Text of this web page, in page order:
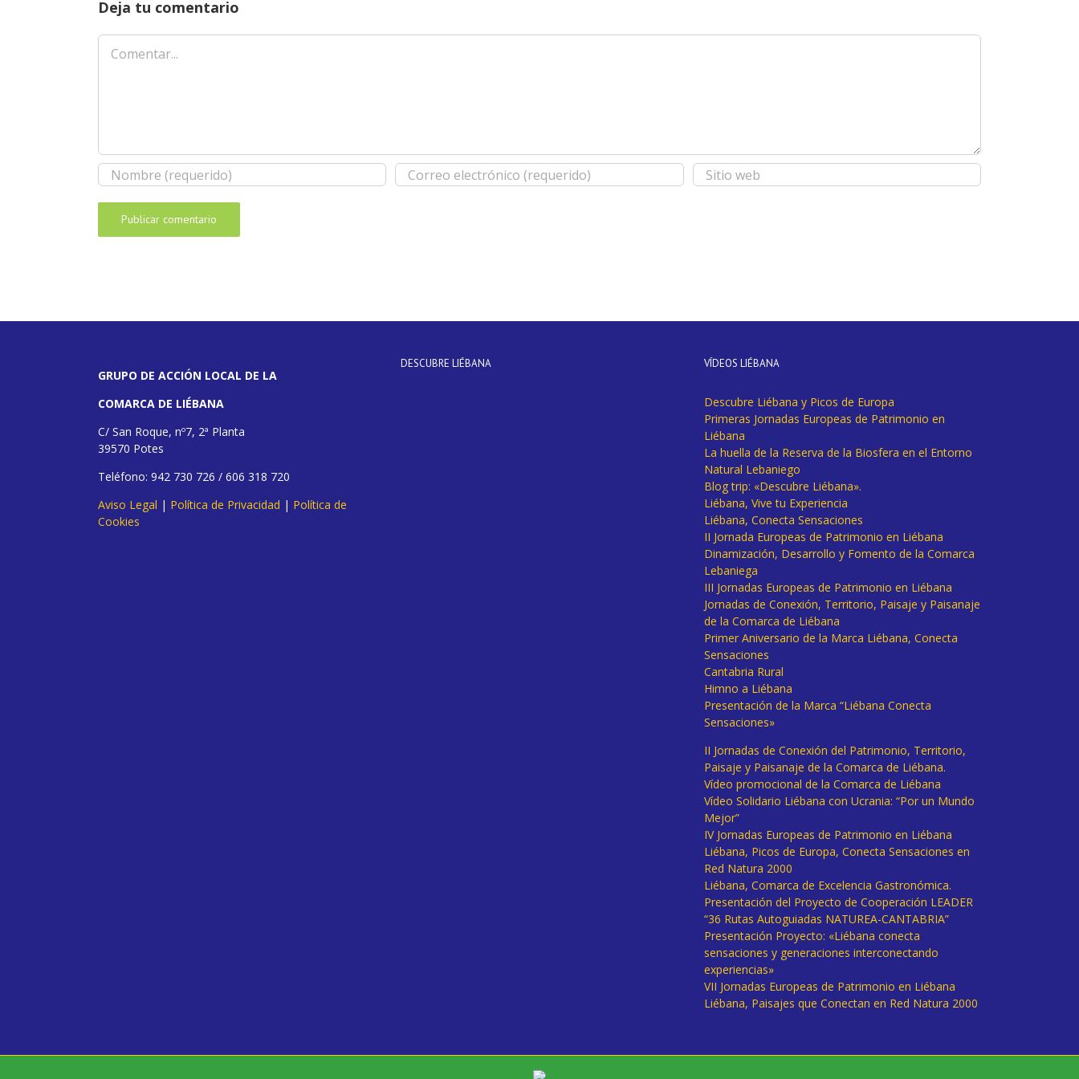
Deja tu comentario
Comentar
GRUPO DE ACCIÓN LOCAL DE LA
COMARCA DE LIÉBANA
C/ San Roque, nº7, 2ª Planta
39570 Potes
Teléfono: 942 730 726 / 606 318 720
Aviso Legal | Política de Privacidad | Política de
Cookies
DESCUBRE LIÉBANA VÍDEOS LIÉBANA
Descubre Liébana y Picos de Europa
Primeras Jornadas Europeas de Patrimonio en
Liébana
La huella de la Reserva de la Biosfera en el Entorno
Natural Lebaniego
Blog trip: «Descubre Liébana».
Liébana, Vive tu Experiencia
Liébana, Conecta Sensaciones
II Jornada Europeas de Patrimonio en Liébana
Dinamización, Desarrollo y Fomento de la Comarca
Lebaniega
III Jornadas Europeas de Patrimonio en Liébana
Jornadas de Conexión, Territorio, Paisaje y Paisanaje
de la Comarca de Liébana
Primer Aniversario de la Marca Liébana, Conecta
Sensaciones
Cantabria Rural
Himno a Liébana
Presentación de la Marca “Liébana Conecta
Sensaciones»
II Jornadas de Conexión del Patrimonio, Territorio,
Paisaje y Paisanaje de la Comarca de Liébana.
Vídeo promocional de la Comarca de Liébana
Vídeo Solidario Liébana con Ucrania: “Por un Mundo
Mejor”
IV Jornadas Europeas de Patrimonio en Liébana
Liébana, Picos de Europa, Conecta Sensaciones en
Red Natura 2000
Liébana, Comarca de Excelencia Gastronómica.
Presentación del Proyecto de Cooperación LEADER
“36 Rutas Autoguiadas NATUREA-CANTABRIA”
Presentación Proyecto: «Liébana conecta
sensaciones y generaciones interconectando
experiencias»
VII Jornadas Europeas de Patrimonio en Liébana
Liébana, Paisajes que Conectan en Red Natura 2000